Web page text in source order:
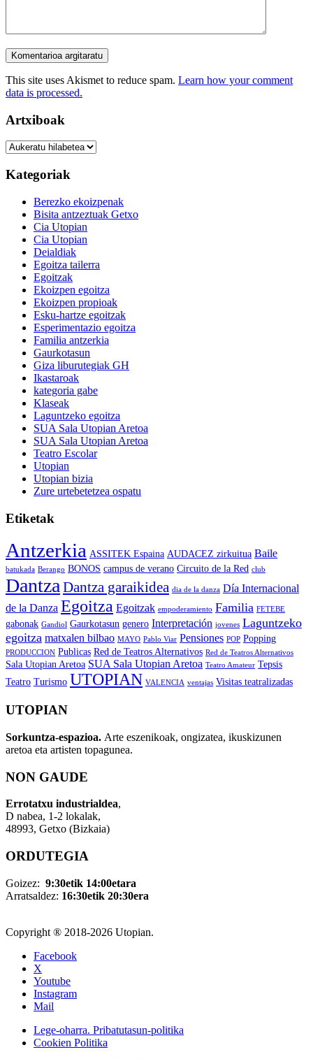
This site uses Akismet to reduce spam. Learn how your comment
data is processed.
Artxiboak
Artxiboak
Kategoriak
Berezko ekoizpenak
Bisita antzeztuak Getxo
Cia Utopian
Cia Utopian
Deialdiak
Egoitza tailerra
Egoitzak
Ekoizpen egoitza
Ekoizpen propioak
Esku-hartze egoitzak
Esperimentazio egoitza
Familia antzerkia
Gaurkotasun
Giza liburutegiak GH
Ikastaroak
kategoria gabe
Klaseak
Laguntzeko egoitza
SUA Sala Utopian Aretoa
SUA Sala Utopian Aretoa
Teatro Escolar
Utopian
Utopian bizia
Zure urtebetetzea ospatu
Etiketak
Antzerkia ASSITEK Espaina AUDACEZ zirkuitua Baile
batukada Berango BONOS campus de verano Circuito de la Red club
DantzaDantza garaikidea dia de la danza Día Internacional
de la Danza Egoitza Egoitzak empoderamiento Familia FETEBE
gabonak Gandiol Gaurkotasun genero Interpretación jovenes Laguntzeko
egoitza matxalen bilbao MAYO Pablo Viar Pensiones POP Popping
PRODUCCION Publicas Red de Teatros Alternativos Red de Teatros Alternativos
Sala Utopian Aretoa SUA Sala Utopian Aretoa Teatro Amateur Tepsis
Teatro Turismo UTOPIAN VALENCIA ventajas Visitas teatralizadas
UTOPIAN
Sorkuntza-espazioa. Arte eszenikoak, ongizatea, ikuskizunen
aretoa eta artisten topagunea.
NON GAUDE
Errotatxu industrialdea,
D nabea, 1-2 lokalak,
48993, Getxo (Bizkaia)
ORDUTEGIA
Goizez: 9:30etik 14:00etara
Arratsaldez: 16:30etik 20:30era
Copyright ® 2018-2026 Utopian.
Facebook
X
Youtube
Instagram
Mail
Lege-oharra. Pribatutasun-politika
Cookien Politika